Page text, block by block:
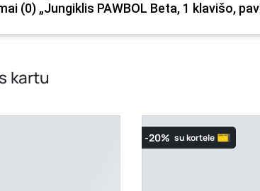
(0) „Jungiklis PAWBOL Beta, 1 klavišo,
kartu
-20% su kortele